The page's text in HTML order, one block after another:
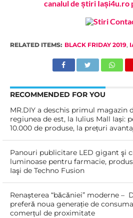
canalul de știri Iași4u.ro
RELATED ITEMS: BLACK FRIDAY 2019,
RECOMMENDED FOR YOU
MR.DIY a deschis primul magazin
regiunea de est, la Iulius Mall Iași:
10.000 de produse, la prețuri
Panouri publicitare LED gigant şi
luminoase pentru farmacie,
Iaşi de Techno Fusion
Renașterea “băcăniei” moderne –
preferă noua generație de
comerțul de proximitate